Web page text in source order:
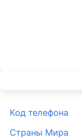
Код телефона
Страны Мира